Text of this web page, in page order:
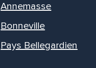
Annemasse
Bonneville
Pays Bellegardien